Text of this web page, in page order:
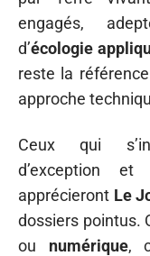
engagés,
d’écologie
reste la
approche
Ceux qui
d’exception
apprécieront Le
dossiers pointus.
ou numérique,